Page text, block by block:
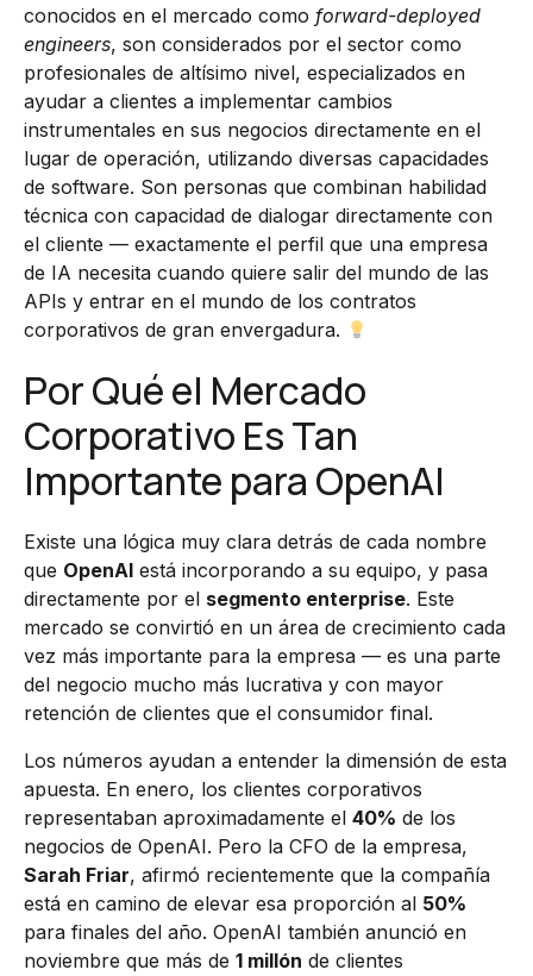
conocidos en el mercado como forward-deployed
engineers, son considerados por el sector como
profesionales de altísimo nivel, especializados en
ayudar a clientes a implementar cambios
instrumentales en sus negocios directamente en el
lugar de operación, utilizando diversas capacidades
de software. Son personas que combinan habilidad
técnica con capacidad de dialogar directamente con
el cliente — exactamente el perfil que una empresa
de IA necesita cuando quiere salir del mundo de las
APIs y entrar en el mundo de los contratos
corporativos de gran envergadura.
Por Qué el Mercado
Corporativo Es Tan
Importante para OpenAI
Existe una lógica muy clara detrás de cada nombre
que OpenAI está incorporando a su equipo, y pasa
directamente por el segmento enterprise. Este
mercado se convirtió en un área de crecimiento cada
vez más importante para la empresa — es una parte
del negocio mucho más lucrativa y con mayor
retención de clientes que el consumidor final.
Los números ayudan a entender la dimensión de esta
apuesta. En enero, los clientes corporativos
representaban aproximadamente el 40% de los
negocios de OpenAI. Pero la CFO de la empresa,
Sarah Friar, afirmó recientemente que la compañía
está en camino de elevar esa proporción al 50%
para finales del año. OpenAI también anunció en
noviembre que más de 1 millón de clientes